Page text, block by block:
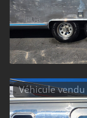
Véhicule vendu